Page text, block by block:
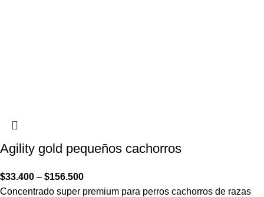
Agility gold pequeños cachorros
$33.400 – $156.500
Concentrado super premium para perros cachorros de razas